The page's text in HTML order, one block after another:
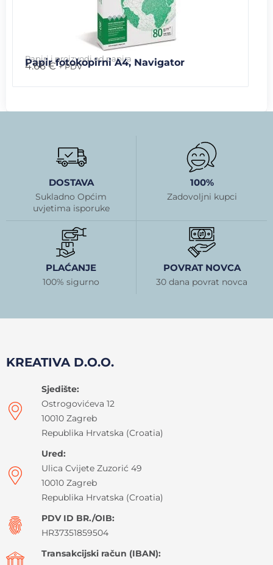
Papiri i proizvodi od papira
Papir fotokopirni A4, Navigator
4.66€ + PDV
DOSTAVA
Sukladno Općim
uvjetima isporuke
100%
Zadovoljni kupci
PLAĆANJE
100% sigurno
POVRAT NOVCA
30 dana povrat novca
KREATIVA D.O.O.
Sjedište:
Ostrogovićeva 12
10010 Zagreb
Republika Hrvatska (Croatia)
Ured:
Ulica Cvijete Zuzorić 49
10010 Zagreb
Republika Hrvatska (Croatia)
PDV ID BR./OIB:
HR37351859504
Transakcijski račun (IBAN):